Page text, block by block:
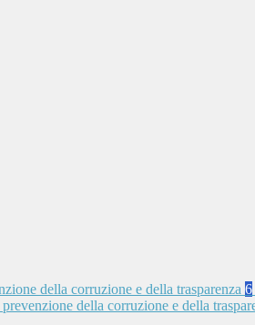
della corruzione e della trasparenza 6
della corruzione e della